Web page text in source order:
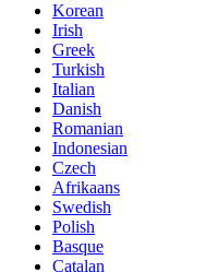
Korean
Irish
Greek
Turkish
Italian
Danish
Romanian
Indonesian
Czech
Afrikaans
Swedish
Polish
Basque
Catalan